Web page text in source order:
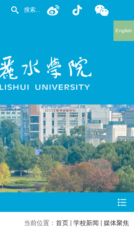
English
当前位置： 首页 学校新闻 媒体聚焦